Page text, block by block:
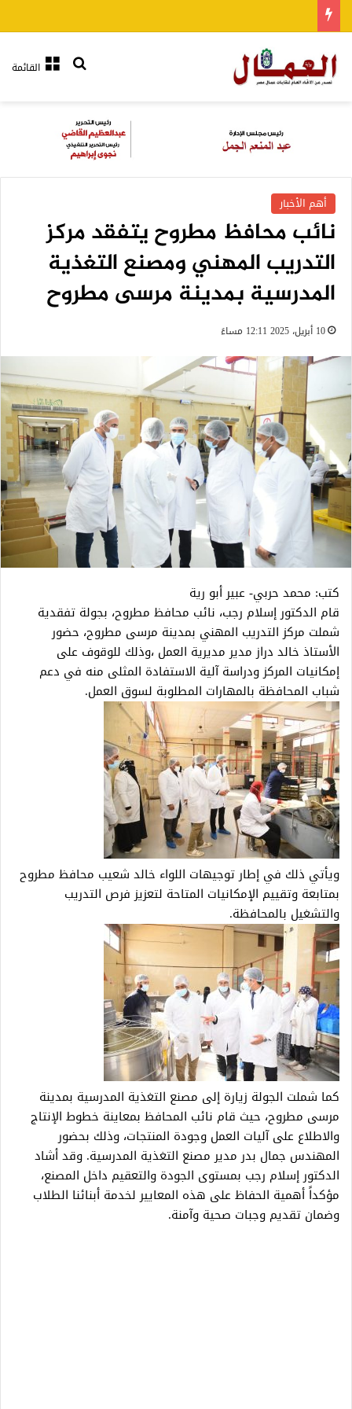
القائمةبحث عن
أهم الأخبار
نائب محافظ مطروح يتفقد مركز
التدريب المهني ومصنع التغذية
المدرسية بمدينة مرسى مطروح
10 أبريل، 2025 12:11 مساءً
كتب: محمد حربي- عبير أبو رية
قام الدكتور إسلام رجب، نائب محافظ مطروح، بجولة تفقدية
شملت مركز التدريب المهني بمدينة مرسى مطروح، حضور
الأستاذ خالد دراز مدير مديرية العمل ،وذلك للوقوف على
إمكانيات المركز ودراسة آلية الاستفادة المثلى منه في دعم
شباب المحافظة بالمهارات المطلوبة لسوق العمل.
ويأتي ذلك في إطار توجيهات اللواء خالد شعيب محافظ مطروح
بمتابعة وتقييم الإمكانيات المتاحة لتعزيز فرص التدريب
والتشغيل بالمحافظة.
كما شملت الجولة زيارة إلى مصنع التغذية المدرسية بمدينة
مرسى مطروح، حيث قام نائب المحافظ بمعاينة خطوط الإنتاج
والاطلاع على آليات العمل وجودة المنتجات، وذلك بحضور
المهندس جمال بدر مدير مصنع التغذية المدرسية. وقد أشاد
الدكتور إسلام رجب بمستوى الجودة والتعقيم داخل المصنع،
مؤكداً أهمية الحفاظ على هذه المعايير لخدمة أبنائنا الطلاب
وضمان تقديم وجبات صحية وآمنة.